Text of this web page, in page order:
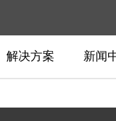
解决方案 新闻